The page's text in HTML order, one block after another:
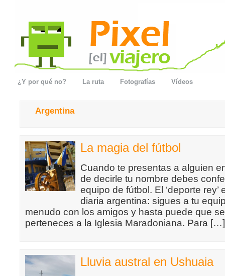
¿Y por qué no? La ruta Fotografías Vídeos
Argentina
La magia del fútbol
Cuando te presentas a alguien
de decirle tu nombre debes
equipo de fútbol. El ‘deporte rey’
diaria argentina: sigues a tu
menudo con los amigos y hasta puede que
perteneces a la Iglesia Maradoniana. Para […]
Lluvia austral en Ushuaia